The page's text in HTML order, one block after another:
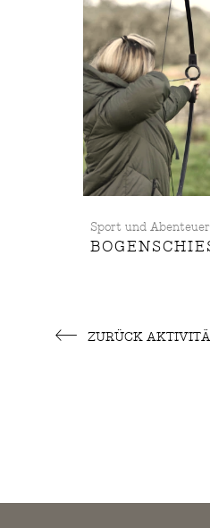
Sport und Abenteuer
ZURÜCK